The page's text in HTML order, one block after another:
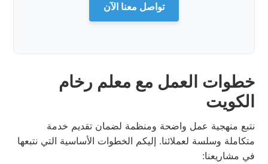
تواصل معنا الآن
خطوات العمل مع معلم رخام
الكويت
نتبع منهجية عمل واضحة ومنظمة لضمان تقديم خدمة
متكاملة وسلسة لعملائنا. إليكم الخطوات الأساسية التي نتبعها
في مشاريعنا: